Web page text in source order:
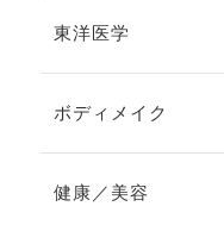
東洋医学
ボディメイク
健康／美容